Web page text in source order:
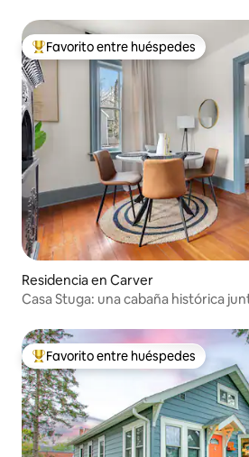
De los mejores en Favorito entre
Favorito entre huéspedes
Residencia en Carver
Casa Stuga: una cabaña histórica
De los mejores en Favorito entre
Favorito entre huéspedes